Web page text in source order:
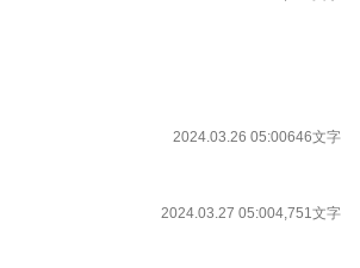
2024.03.26 05:00646文字
2024.03.27 05:004,751文字